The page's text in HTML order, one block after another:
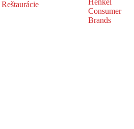
Reštaurácie